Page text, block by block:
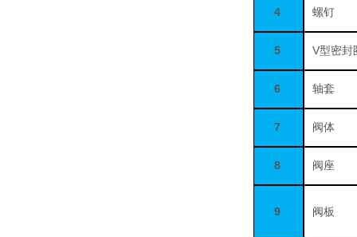
4 螺钉
5 V型密封
6 轴套
7 阀体
8 阀座
9 阀板